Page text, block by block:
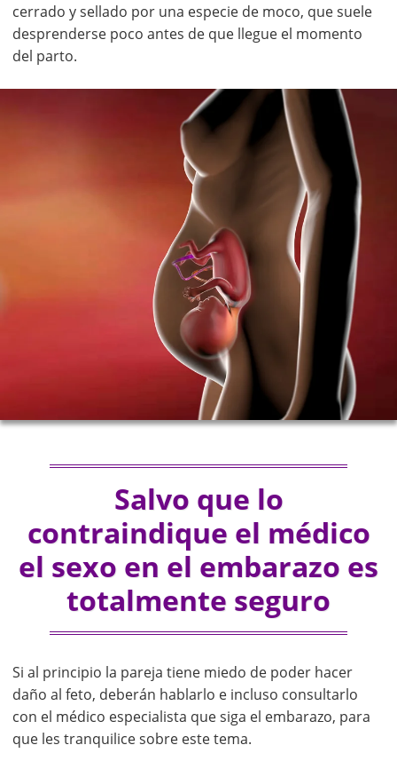
cerrado y sellado por una especie de moco, que suele
desprenderse poco antes de que llegue el momento
del parto.
Salvo que lo
contraindique el médico
el sexo en el embarazo es
totalmente seguro
Si al principio la pareja tiene miedo de poder hacer
daño al feto, deberán hablarlo e incluso consultarlo
con el médico especialista que siga el embarazo, para
que les tranquilice sobre este tema.